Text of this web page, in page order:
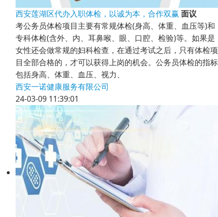
西安莲湖区代办入职体检，以诚为本，合作双赢面议
考公务员体检项目主要有常规体检(身高、体重、血压等)和
专科体检(含外、内、耳鼻喉、眼、口腔、检验)等。如果是
女性还会做常规的妇科检查，在通过考试之后，只有体检项
目全部合格的，才可以获得上岗的机会。公务员体检的指标
包括身高、体重、血压、视力、
西安一诺健康服务有限公司
24-03-09 11:39:01